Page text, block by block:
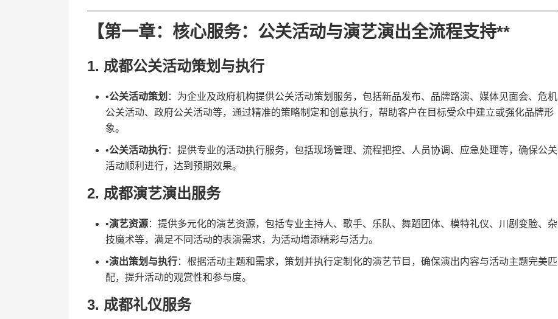
【第一章：核心服务：公关活动与演艺演出全流程支持​**​
1. ​ ​成都公关活动策划与执行​
•​​公关活动策划​ ​：为企业及政府机构提供公关活动策划服务，包括新品发布、品牌路演、媒体见面会、危机
公关活动、政府公关活动等，通过精准的策略制定和创意执行，帮助客户在目标受众中建立或强化品牌形
象。
•​​公关活动执行​​：提供专业的活动执行服务，包括现场管理、流程把控、人员协调、应急处理等，确保公关
活动顺利进行，达到预期效果。
2. ​ ​成都演艺演出服务​
•​​演艺资源​​：提供多元化的演艺资源，包括专业主持人、歌手、乐队、舞蹈团体、模特礼仪、川剧变脸、杂
技魔术等，满足不同活动的表演需求，为活动增添精彩与活力。
•​​演出策划与执行​​：根据活动主题和需求，策划并执行定制化的演艺节目，确保演出内容与活动主题完美匹
配，提升活动的观赏性和参与度。
3. ​ ​成都礼仪服务​